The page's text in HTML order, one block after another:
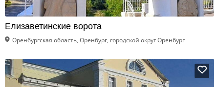
Елизаветинские ворота
Оренбургская область, Оренбург, городской округ Оренбург